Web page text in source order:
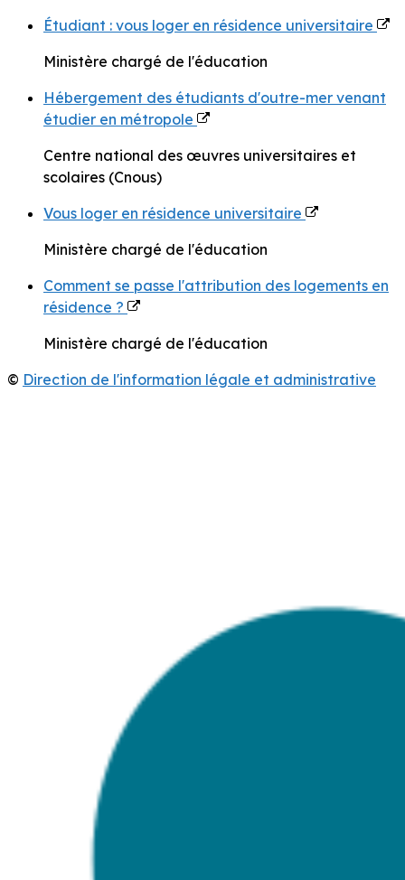
Étudiant : vous loger en résidence universitaire
Ministère chargé de l'éducation
Hébergement des étudiants d'outre-mer venant
étudier en métropole
Centre national des œuvres universitaires et
scolaires (Cnous)
Vous loger en résidence universitaire
Ministère chargé de l'éducation
Comment se passe l'attribution des logements en
résidence ?
Ministère chargé de l'éducation
© Direction de l'information légale et administrative